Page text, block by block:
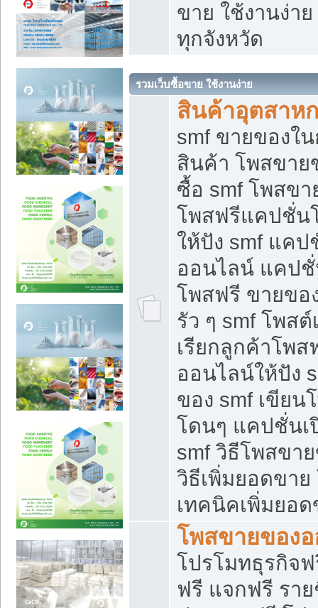
ขาย ใช้งานง่า
ทุกจังหวัด
รวมเว็บซื้อขาย ใช้งานง่าย
สินค้าอุตสาห
smf ขายของใ
สินค้า โพสขาย
ซื้อ smf โพสข
โพสฟรีแคปชั่น
ให้ปัง smf แค
ออนไลน์ แคป
โพสฟรี ขายขอ
รัว ๆ smf โพส
เรียกลูกค้าโพส
ออนไลน์ให้ปัง
ของ smf เขียน
โดนๆ แคปชั่นเ
smf วิธีโพสขา
วิธีเพิ่มยอดขาย
เทคนิคเพิ่มยอด
โพสขายของ
โปรโมทธุรกิจ
ฟรี แจกฟรี ราย